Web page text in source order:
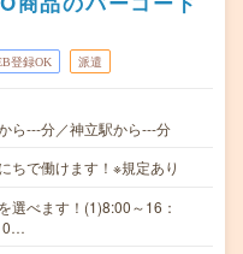
登録OK 派遣
ら---分／神立駅から---分
ちで働けます！※規定あり
選べます！(1)8:00～16：
0…